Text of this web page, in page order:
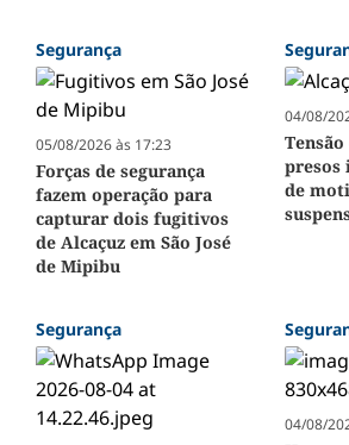
Segurança
05/08/2026 às 17:23
Forças de segurança
fazem operação para
capturar dois fugitivos
de Alcaçuz em São José
de Mipibu
04/08/
presos
de
Segurança
04/08/